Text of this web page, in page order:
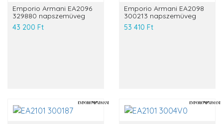
Emporio Armani EA2096
329880 napszemüveg
43 200 Ft
Emporio Armani EA2098
300213 napszemüveg
53 410 Ft